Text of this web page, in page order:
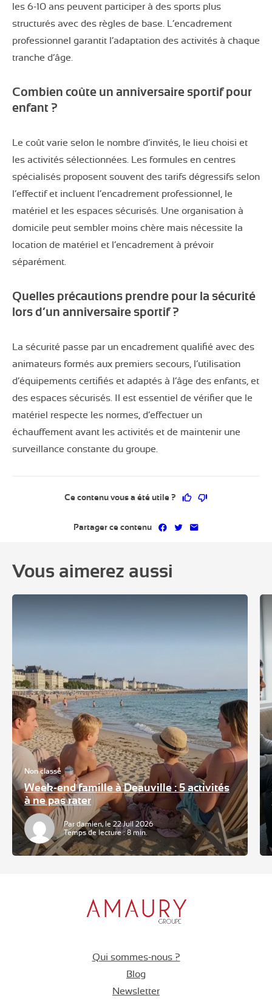
les 6-10 ans peuvent participer à des sports plus
structurés avec des règles de base. L’encadrement
professionnel garantit l’adaptation des activités à chaque
tranche d’âge.
Combien coûte un anniversaire sportif pour
enfant ?
Le coût varie selon le nombre d’invités, le lieu choisi et
les activités sélectionnées. Les formules en centres
spécialisés proposent souvent des tarifs dégressifs selon
l’effectif et incluent l’encadrement professionnel, le
matériel et les espaces sécurisés. Une organisation à
domicile peut sembler moins chère mais nécessite la
location de matériel et l’encadrement à prévoir
séparément.
Quelles précautions prendre pour la sécurité
lors d’un anniversaire sportif ?
La sécurité passe par un encadrement qualifié avec des
animateurs formés aux premiers secours, l’utilisation
d’équipements certifiés et adaptés à l’âge des enfants, et
des espaces sécurisés. Il est essentiel de vérifier que le
matériel respecte les normes, d’effectuer un
échauffement avant les activités et de maintenir une
surveillance constante du groupe.
Ce contenu vous a été utile ? Ce contenu vous
Partager ce contenu Partager sur Facebook
Partager sur Twitter
Partager par
Vous aimerez aussi
Non classé
Week-end famille à Deauville : 5 activités
à ne pas rater
Par damien, le 22 Juil 2026
Temps de lecture : 8 min.
Qui sommes-nous ?
Blog
Newsletter